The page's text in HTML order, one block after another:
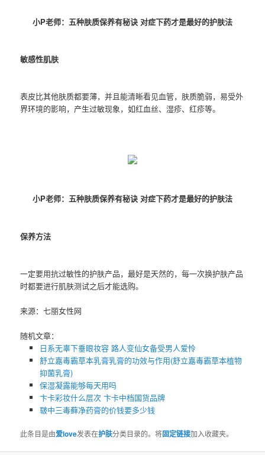
小P老师：五种肤质保养有秘诀 对症下药才是最好的护肤法
敏感性肌肤
表皮比其他肤质都要薄，并且能清晰看见血管，肤质脆弱，易受外
界环境的影响，产生过敏现象，如红血丝、湿疹、红疹等。
小P老师：五种肤质保养有秘诀 对症下药才是最好的护肤法
保养方法
一定要用抗过敏性的护肤产品，最好是天然的，每一次换护肤产品
时都要进行肌肤测试之后才能选购。
来源：七丽女性网
随机文章：
日系无辜下垂眼妆容 路人变仙女备受男人爱怜
舒立嘉毒霸草本乳膏乳膏的功效与作用(舒立嘉毒霸草本植物
抑菌乳膏)
保湿凝露能够每天用吗
卞卡彩妆什么层次 卞卡中档国货品牌
皲中三毒藓净药膏的价钱要多少钱
此条目是由爱love发表在护肤分类目录的。将固定链接加入收藏夹。